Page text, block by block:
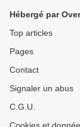
Hébergé par
Top articles
Pages
Contact
Signaler un abus
C.G.U.